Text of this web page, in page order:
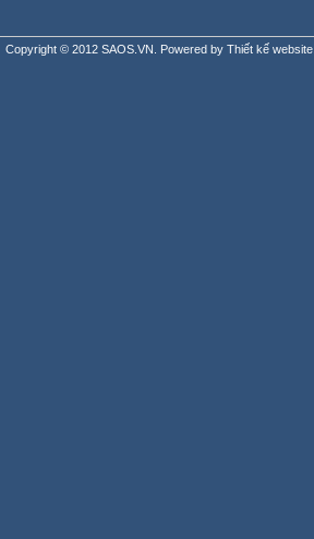
Copyright © 2012 SAOS.VN. Powered by Thiết kế website